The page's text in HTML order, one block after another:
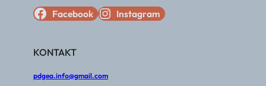
Facebook Instagram
KONTAKT
pdgea.info@gmail.com